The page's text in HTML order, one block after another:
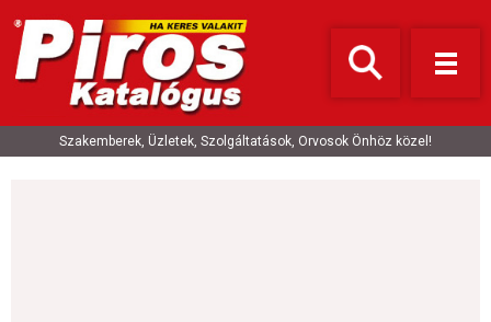
Szakemberek, Üzletek, Szolgáltatások, Orvosok Önhöz közel!